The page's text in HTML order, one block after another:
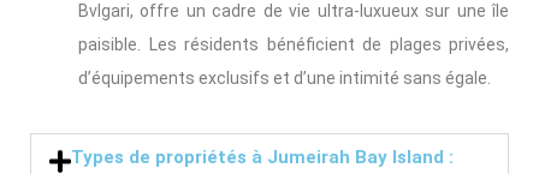
Bvlgari, offre un cadre de vie ultra-luxueux sur une île
paisible. Les résidents bénéficient de plages privées,
d’équipements exclusifs et d’une intimité sans égale.
Types de propriétés à Jumeirah Bay Island :